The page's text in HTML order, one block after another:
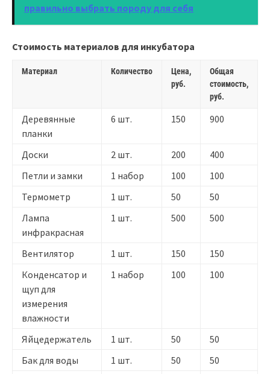
правильно выбрать породу для себя
Стоимость материалов для инкубатора
Материал Количество
Цена,
руб.
Общая
стоимость,
руб.
Деревянные
планки
6 шт. 150 900
Доски 2 шт. 200
400
Петли и замки
1 набор 100
100
Термометр
1 шт. 50
50
Лампа
инфракрасная
1 шт. 500 500
Вентилятор 1 шт. 150
150
Конденсатор и
щуп для
измерения
влажности
1 набор 100 100
Яйцедержатель 1 шт. 50
50
Бак для воды
1 шт. 50
50